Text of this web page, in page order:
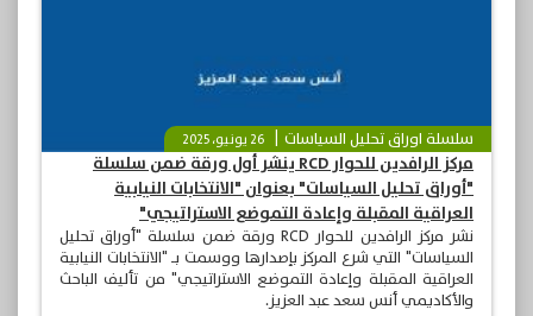
سلسلة اوراق تحليل السياسات 26 يونيو، 2025
مركز الرافدين للحوار RCD ينشر أول ورقة ضمن سلسلة
"أوراق تحليل السياسات" بعنوان "الانتخابات النيابية
العراقية المقبلة وإعادة التموضع الاستراتيجي"
نشر مركز الرافدين للحوار RCD ورقة ضمن سلسلة "أوراق تحليل
السياسات" التي شرع المركز بإصدارها ووسمت بـ "الانتخابات النيابية
العراقية المقبلة وإعادة التموضع الاستراتيجي" من تأليف الباحث
والأكاديمي أنس سعد عبد العزيز.